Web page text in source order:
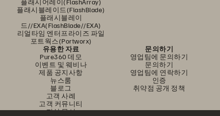
플래시어레이(FlashArray)
플래시블레이드(FlashBlade)
플래시블레이
드//EXA(FlashBlade//EXA)
리얼타임 엔터프라이즈 파일
포트웍스(Portworx)
유용한 자료
Pure360 데모
이벤트 및 웨비나
제품 공지사항
뉴스룸
블로그
고객 사례
고객 커뮤니티
지식 문서
문의하기
영업팀에 문의하기
문의하기
영업팀에 연락하기
인증
취약점 공개 정책